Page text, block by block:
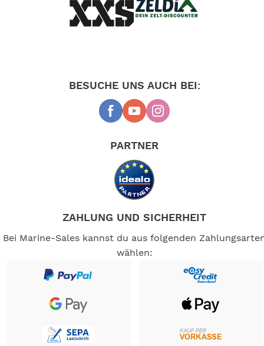
BESUCHE UNS AUCH BEI:
PARTNER
ZAHLUNG UND SICHERHEIT
Bei Marine-Sales kannst du aus folgenden
wählen: